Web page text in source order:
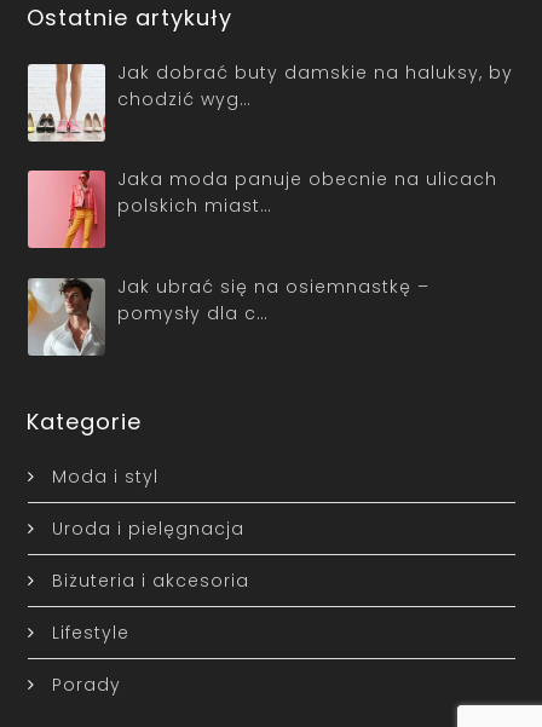
Ostatnie artykuły
Jak dobrać buty damskie na haluksy, by
chodzić wyg…
Jaka moda panuje obecnie na ulicach
polskich miast…
Jak ubrać się na osiemnastkę –
pomysły dla c…
Kategorie
Moda i styl
Uroda i pielęgnacja
Biżuteria i akcesoria
Lifestyle
Porady